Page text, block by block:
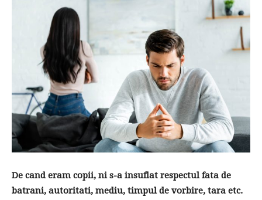
De cand eram copii, ni s-a insuflat respectul fata de
batrani, autoritati, mediu, timpul de vorbire, tara etc.